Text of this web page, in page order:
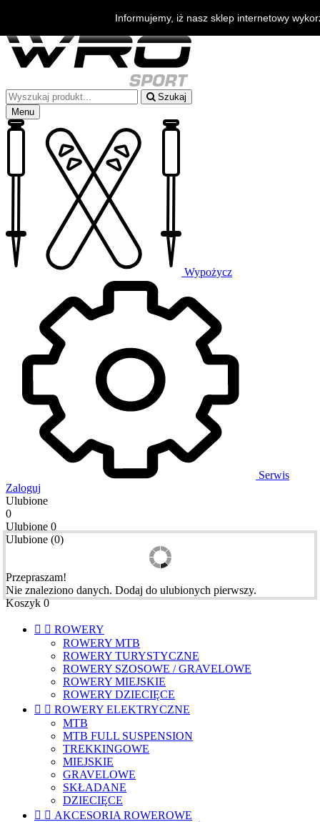
Bezpłatna wysyłka od 500zł
+48 530 006 888
Szukaj
Menu
Wypożycz
Serwis
Zaloguj
Ulubione
0
Ulubione 0
Ulubione (0)
Przepraszam!
Nie znaleziono danych. Dodaj do ulubionych pierwszy.
Koszyk 0
  ROWERY
ROWERY MTB
ROWERY TURYSTYCZNE
ROWERY SZOSOWE / GRAVELOWE
ROWERY MIEJSKIE
ROWERY DZIECIĘCE
  ROWERY ELEKTRYCZNE
MTB
MTB FULL SUSPENSION
TREKKINGOWE
MIEJSKIE
GRAVELOWE
SKŁADANE
DZIECIĘCE
  AKCESORIA ROWEROWE
Informujemy, iż nasz sklep internetowy